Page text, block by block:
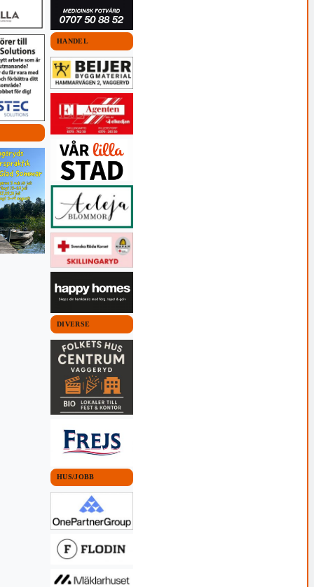
HANDEL
DIVERSE
HUS/JOBB